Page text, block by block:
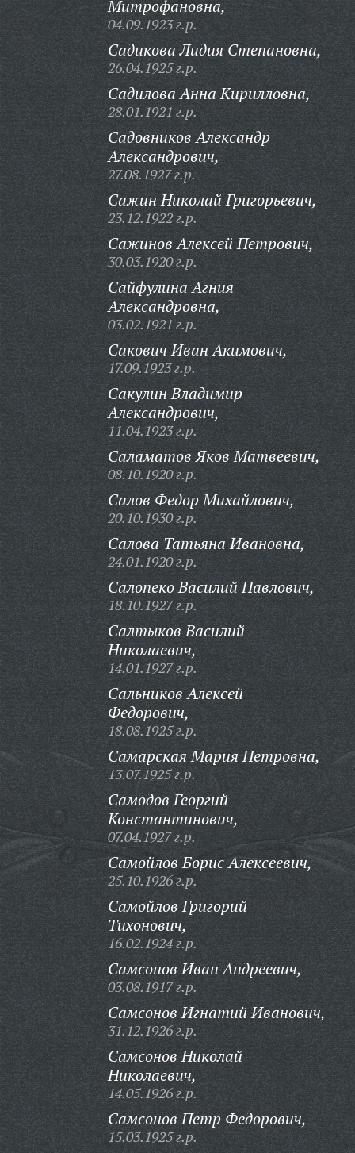
Митрофановна,
04.09.1923 г.р.
Садикова Лидия Степановна,
26.04.1925 г.р.
Садилова Анна Кирилловна,
28.01.1921 г.р.
Садовников Александр
Александрович,
27.08.1927 г.р.
Сажин Николай Григорьевич,
23.12.1922 г.р.
Сажинов Алексей Петрович,
30.03.1920 г.р.
Сайфулина Агния
Александровна,
03.02.1921 г.р.
Сакович Иван Акимович,
17.09.1923 г.р.
Сакулин Владимир
Александрович,
11.04.1923 г.р.
Саламатов Яков Матвеевич,
08.10.1920 г.р.
Салов Федор Михайлович,
20.10.1930 г.р.
Салова Татьяна Ивановна,
24.01.1920 г.р.
Салопеко Василий Павлович,
18.10.1927 г.р.
Салтыков Василий
Николаевич,
14.01.1927 г.р.
Сальников Алексей
Федорович,
18.08.1925 г.р.
Самарская Мария Петровна,
13.07.1925 г.р.
Самодов Георгий
Константинович,
07.04.1927 г.р.
Самойлов Борис Алексеевич,
25.10.1926 г.р.
Самойлов Григорий
Тихонович,
16.02.1924 г.р.
Самсонов Иван Андреевич,
03.08.1917 г.р.
Самсонов Игнатий Иванович,
31.12.1926 г.р.
Самсонов Николай
Николаевич,
14.05.1926 г.р.
Самсонов Петр Федорович,
15.03.1925 г.р.